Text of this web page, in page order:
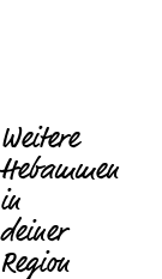
Weitere
Hebammen
in
deiner
Region